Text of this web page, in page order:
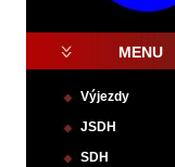
MENU
Výjezdy
JSDH
SDH